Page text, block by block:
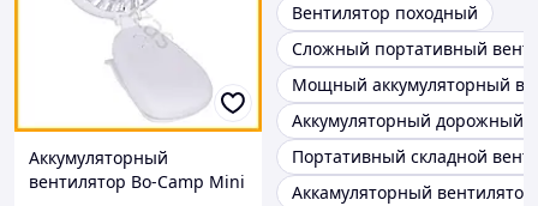
Аккумуляторный
вентилятор Bo-Camp Mini
Вентилятор походный
Сложный портативный
Мощный аккумуляторный
Аккумуляторный дорожный
Портативный складной
Аккамуляторный вентилятор